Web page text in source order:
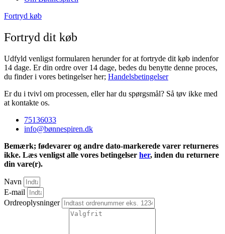
Fortryd køb
Fortryd dit køb
Udfyld venligst formularen herunder for at fortryde dit køb indenfor
14 dage. Er din ordre over 14 dage, bedes du benytte denne proces,
du finder i vores betingelser her; Handelsbetingelser
Er du i tvivl om processen, eller har du spørgsmål? Så tøv ikke med
at kontakte os.
75136033
info@bønnespiren.dk
Bemærk; fødevarer og andre dato-markerede varer returneres
ikke. Læs venligst alle vores betingelser her, inden du returnere
din vare(r).
Navn
E-mail
Ordreoplysninger